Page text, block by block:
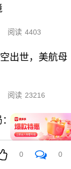
阅读 4403
出世，美航母
阅读 23216
特朗普为何
阅读 10374
0 0